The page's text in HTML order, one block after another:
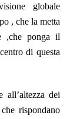
globale
, che la metta
,che ponga il
di questa
dei
rispondano